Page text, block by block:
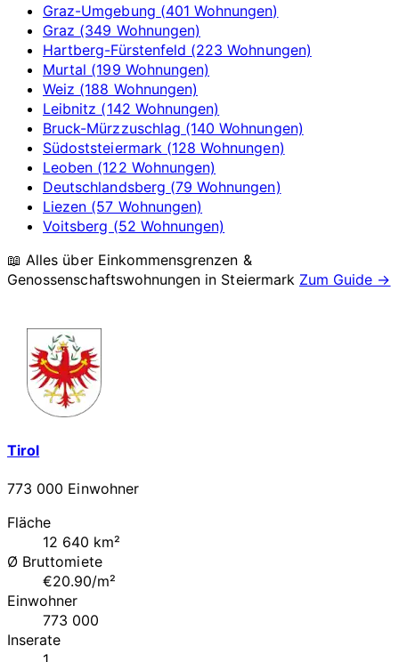
Graz-Umgebung (401 Wohnungen)
Graz (349 Wohnungen)
Hartberg-Fürstenfeld (223 Wohnungen)
Murtal (199 Wohnungen)
Weiz (188 Wohnungen)
Leibnitz (142 Wohnungen)
Bruck-Mürzzuschlag (140 Wohnungen)
Südoststeiermark (128 Wohnungen)
Leoben (122 Wohnungen)
Deutschlandsberg (79 Wohnungen)
Liezen (57 Wohnungen)
Voitsberg (52 Wohnungen)
📖 Alles über Einkommensgrenzen &
Genossenschaftswohnungen in Steiermark Zum Guide →
Tirol
773 000 Einwohner
Fläche
12 640 km²
Ø Bruttomiete
€20.90/m²
Einwohner
773 000
Inserate